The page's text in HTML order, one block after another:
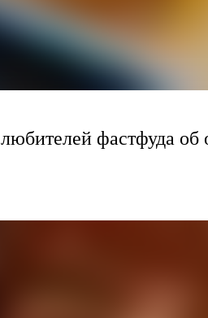
любителей фастфуда об